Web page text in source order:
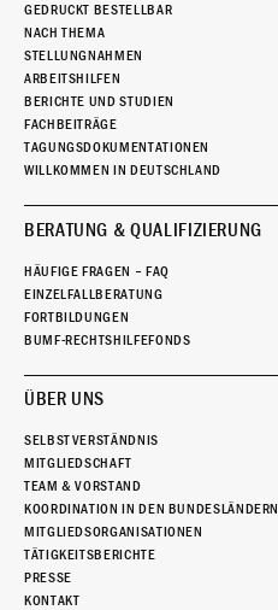
GEDRUCKT BESTELLBAR
NACH THEMA
STELLUNGNAHMEN
ARBEITSHILFEN
BERICHTE UND STUDIEN
FACHBEITRÄGE
TAGUNGSDOKUMENTATIONEN
WILLKOMMEN IN DEUTSCHLAND
BERATUNG & QUALIFIZIERUNG
HÄUFIGE FRAGEN – FAQ
EINZELFALLBERATUNG
FORTBILDUNGEN
BUMF-RECHTSHILFEFONDS
ÜBER UNS
SELBSTVERSTÄNDNIS
MITGLIEDSCHAFT
TEAM & VORSTAND
KOORDINATION IN DEN BUNDESLÄNDERN
MITGLIEDSORGANISATIONEN
TÄTIGKEITSBERICHTE
PRESSE
KONTAKT